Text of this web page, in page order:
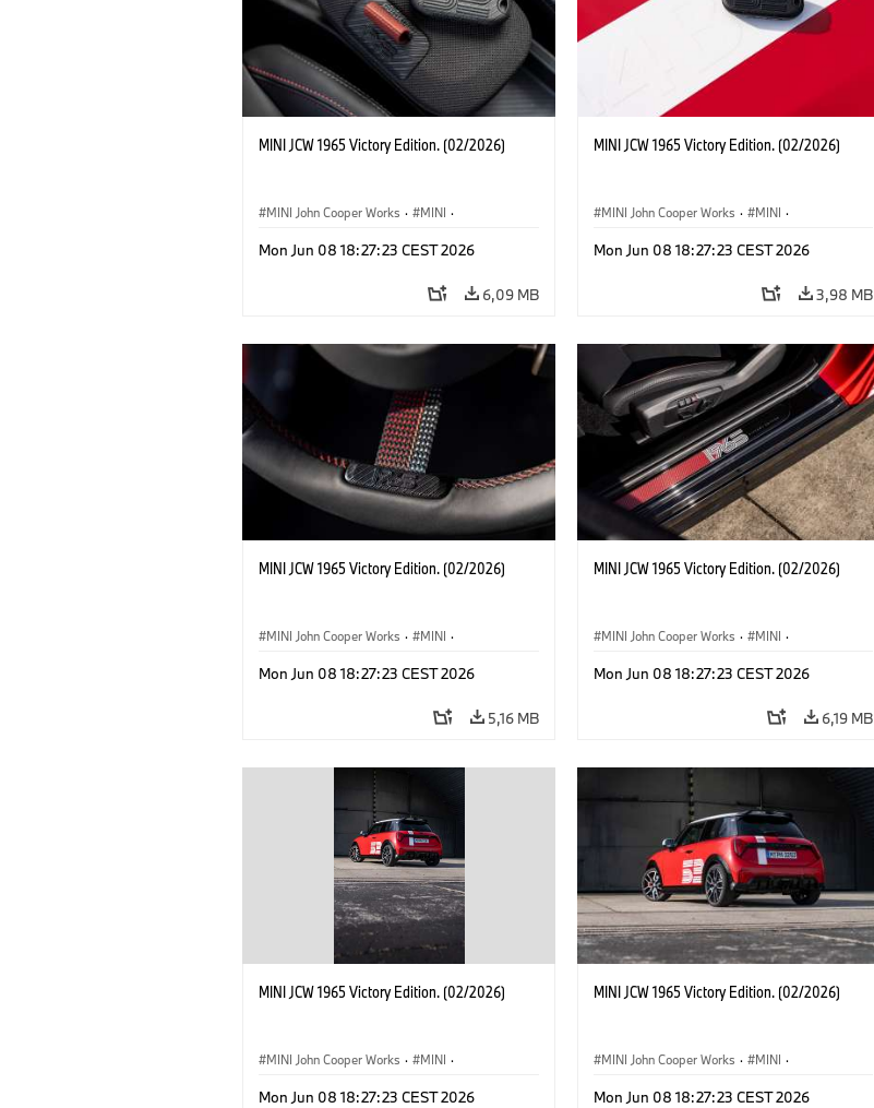
MINI JCW 1965 Victory Edition. (02/2026)
MINI John Cooper Works · MINI ·
Mon Jun 08 18:27:23 CEST 2026
6,09 MB
MINI JCW 1965 Victory Edition. (02/2026)
MINI John Cooper Works · MINI ·
Mon Jun 08 18:27:23 CEST 2026
3,98 MB
MINI JCW 1965 Victory Edition. (02/2026)
MINI John Cooper Works · MINI ·
Mon Jun 08 18:27:23 CEST 2026
5,16 MB
MINI JCW 1965 Victory Edition. (02/2026)
MINI John Cooper Works · MINI ·
Mon Jun 08 18:27:23 CEST 2026
6,19 MB
MINI JCW 1965 Victory Edition. (02/2026)
MINI John Cooper Works · MINI ·
Mon Jun 08 18:27:23 CEST 2026
MINI JCW 1965 Victory Edition. (02/2026)
MINI John Cooper Works · MINI ·
Mon Jun 08 18:27:23 CEST 2026